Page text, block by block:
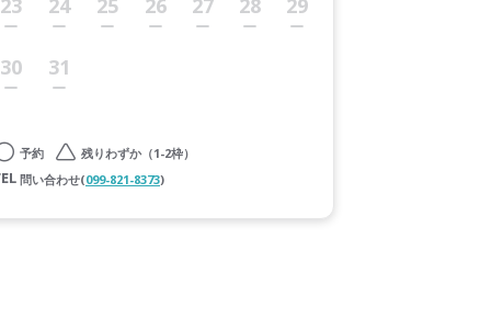
23 24 25 26 27 28 29
30 31
予約
残りわずか（1-2枠）
問い合わせ(099-821-8373)